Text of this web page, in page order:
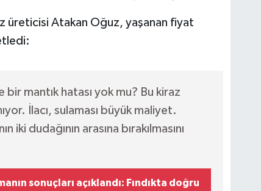
üreticisi Atakan Oğuz, yaşanan fiyat
mantık hatası yok mu? Bu kiraz
İlacı, sulaması büyük maliyet.
dudağının arasına bırakılmasını
sonuçları açıklandı: Fındıkta doğru